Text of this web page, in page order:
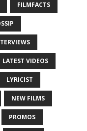
FILMFACTS
LATEST VIDEOS
LYRICIST
NEW FILMS
PROMOS